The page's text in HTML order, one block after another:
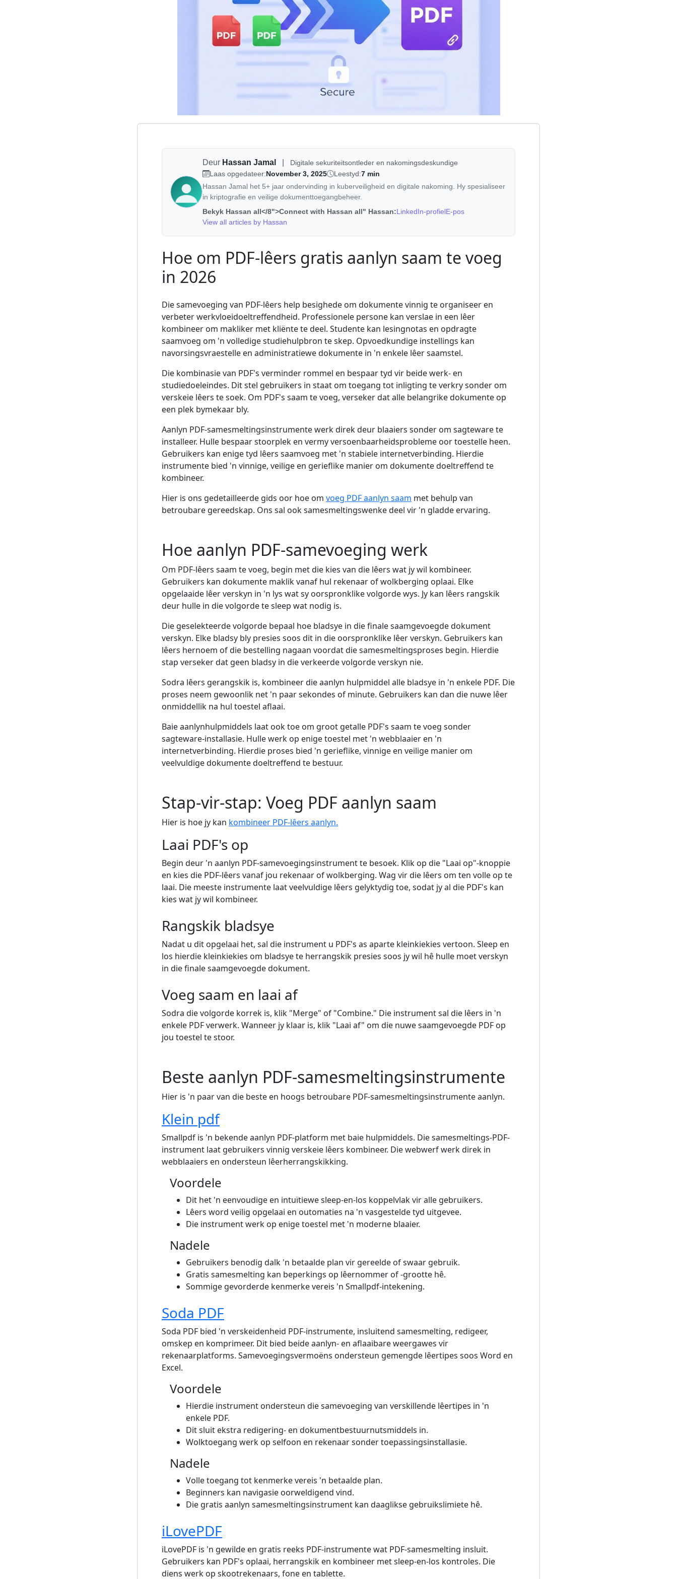
Deur Hassan Jamal
Digitale sekuriteitsontleder en nakomingsdeskundige
Laas opgedateer:November 3, 2025 Leestyd:7 min
Hassan Jamal het 5+ jaar ondervinding in kuberveiligheid en digitale nakoming. Hy spesialiseer
in kriptografie en veilige dokumenttoegangbeheer.
Bekyk Hassan all</8">Connect with Hassan all" Hassan:LinkedIn-profielE-pos
View all articles by Hassan
Hoe om PDF-lêers gratis aanlyn saam te voeg
in 2026
Die samevoeging van PDF-lêers help besighede om dokumente vinnig te organiseer en
verbeter werkvloeidoeltreffendheid. Professionele persone kan verslae in een lêer
kombineer om makliker met kliënte te deel. Studente kan lesingnotas en opdragte
saamvoeg om 'n volledige studiehulpbron te skep. Opvoedkundige instellings kan
navorsingsvraestelle en administratiewe dokumente in 'n enkele lêer saamstel.
Die kombinasie van PDF's verminder rommel en bespaar tyd vir beide werk- en
studiedoeleindes. Dit stel gebruikers in staat om toegang tot inligting te verkry sonder om
verskeie lêers te soek. Om PDF's saam te voeg, verseker dat alle belangrike dokumente op
een plek bymekaar bly.
Aanlyn PDF-samesmeltingsinstrumente werk direk deur blaaiers sonder om sagteware te
installeer. Hulle bespaar stoorplek en vermy versoenbaarheidsprobleme oor toestelle heen.
Gebruikers kan enige tyd lêers saamvoeg met 'n stabiele internetverbinding. Hierdie
instrumente bied 'n vinnige, veilige en gerieflike manier om dokumente doeltreffend te
kombineer.
Hier is ons gedetailleerde gids oor hoe om voeg PDF aanlyn saam met behulp van
betroubare gereedskap. Ons sal ook samesmeltingswenke deel vir 'n gladde ervaring.
Hoe aanlyn PDF-samevoeging werk
Om PDF-lêers saam te voeg, begin met die kies van die lêers wat jy wil kombineer.
Gebruikers kan dokumente maklik vanaf hul rekenaar of wolkberging oplaai. Elke
opgelaaide lêer verskyn in 'n lys wat sy oorspronklike volgorde wys. Jy kan lêers rangskik
deur hulle in die volgorde te sleep wat nodig is.
Die geselekteerde volgorde bepaal hoe bladsye in die finale saamgevoegde dokument
verskyn. Elke bladsy bly presies soos dit in die oorspronklike lêer verskyn. Gebruikers kan
lêers hernoem of die bestelling nagaan voordat die samesmeltingsproses begin. Hierdie
stap verseker dat geen bladsy in die verkeerde volgorde verskyn nie.
Sodra lêers gerangskik is, kombineer die aanlyn hulpmiddel alle bladsye in 'n enkele PDF. Die
proses neem gewoonlik net 'n paar sekondes of minute. Gebruikers kan dan die nuwe lêer
onmiddellik na hul toestel aflaai.
Baie aanlynhulpmiddels laat ook toe om groot getalle PDF's saam te voeg sonder
sagteware-installasie. Hulle werk op enige toestel met 'n webblaaier en 'n
internetverbinding. Hierdie proses bied 'n gerieflike, vinnige en veilige manier om
veelvuldige dokumente doeltreffend te bestuur.
Stap-vir-stap: Voeg PDF aanlyn saam
Hier is hoe jy kan kombineer PDF-lêers aanlyn.
Laai PDF's op
Begin deur 'n aanlyn PDF-samevoegingsinstrument te besoek. Klik op die "Laai op"-knoppie
en kies die PDF-lêers vanaf jou rekenaar of wolkberging. Wag vir die lêers om ten volle op te
laai. Die meeste instrumente laat veelvuldige lêers gelyktydig toe, sodat jy al die PDF's kan
kies wat jy wil kombineer.
Rangskik bladsye
Nadat u dit opgelaai het, sal die instrument u PDF's as aparte kleinkiekies vertoon. Sleep en
los hierdie kleinkiekies om bladsye te herrangskik presies soos jy wil hê hulle moet verskyn
in die finale saamgevoegde dokument.
Voeg saam en laai af
Sodra die volgorde korrek is, klik "Merge" of "Combine." Die instrument sal die lêers in 'n
enkele PDF verwerk. Wanneer jy klaar is, klik "Laai af" om die nuwe saamgevoegde PDF op
jou toestel te stoor.
Beste aanlyn PDF-samesmeltingsinstrumente
Hier is 'n paar van die beste en hoogs betroubare PDF-samesmeltingsinstrumente aanlyn.
Klein pdf
Smallpdf is 'n bekende aanlyn PDF-platform met baie hulpmiddels. Die samesmeltings-PDF-
instrument laat gebruikers vinnig verskeie lêers kombineer. Die webwerf werk direk in
webblaaiers en ondersteun lêerherrangskikking.
Voordele
Dit het 'n eenvoudige en intuïtiewe sleep-en-los koppelvlak vir alle gebruikers.
Lêers word veilig opgelaai en outomaties na 'n vasgestelde tyd uitgevee.
Die instrument werk op enige toestel met 'n moderne blaaier.
Nadele
Gebruikers benodig dalk 'n betaalde plan vir gereelde of swaar gebruik.
Gratis samesmelting kan beperkings op lêernommer of -grootte hê.
Sommige gevorderde kenmerke vereis 'n Smallpdf-intekening.
Soda PDF
Soda PDF bied 'n verskeidenheid PDF-instrumente, insluitend samesmelting, redigeer,
omskep en komprimeer. Dit bied beide aanlyn- en aflaaibare weergawes vir
rekenaarplatforms. Samevoegingsvermoëns ondersteun gemengde lêertipes soos Word en
Excel.
Voordele
Hierdie instrument ondersteun die samevoeging van verskillende lêertipes in 'n
enkele PDF.
Dit sluit ekstra redigering- en dokumentbestuurnutsmiddels in.
Wolktoegang werk op selfoon en rekenaar sonder toepassingsinstallasie.
Nadele
Volle toegang tot kenmerke vereis 'n betaalde plan.
Beginners kan navigasie oorweldigend vind.
Die gratis aanlyn samesmeltingsinstrument kan daaglikse gebruikslimiete hê.
iLovePDF
iLovePDF is 'n gewilde en gratis reeks PDF-instrumente wat PDF-samesmelting insluit.
Gebruikers kan PDF's oplaai, herrangskik en kombineer met sleep-en-los kontroles. Die
diens werk op skootrekenaars, fone en tablette.